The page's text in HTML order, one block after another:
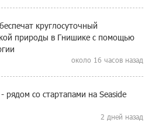
круглосуточный
природы в Гнишике с помощью
около 16 часов назад
рядом со стартапами на Seaside
2 дней назад